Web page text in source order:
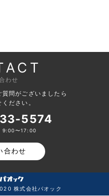
わせ
問がございましたら
ださい。
5574
9:00〜17:00
合わせ
株式会社パオック